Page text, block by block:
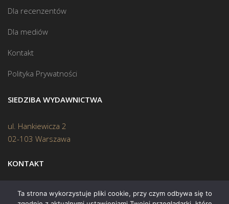
Dla recenzentów
Dla mediów
Kontakt
Polityka Prywatności
SIEDZIBA WYDAWNICTWA
ul. Hankiewicza 2
02-103 Warszawa
KONTAKT
Biuro:(22) 45 70 402
Ta strona wykorzystuje pliki cookie, przy czym odbywa się to